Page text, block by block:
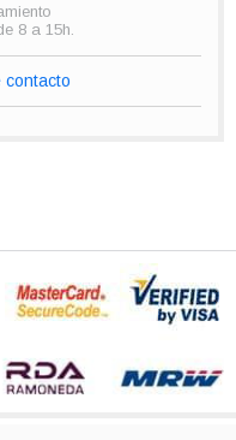
8 a 15h.
contacto